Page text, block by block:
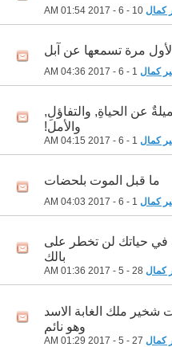
كمال 01:54 AM
مرة تسمعها عن آبل
كمال 04:36 AM
عن الحياةِ, والتفاؤلِ,
والأمل!
كمال 04:15 AM
ما قبل الموت بلحضات
كمال 04:03 AM
في حياتك لن تخطر على
بالك
كمال 01:36 AM
ملك الغابة الاسد
وهو نائم
كمال 01:29 AM